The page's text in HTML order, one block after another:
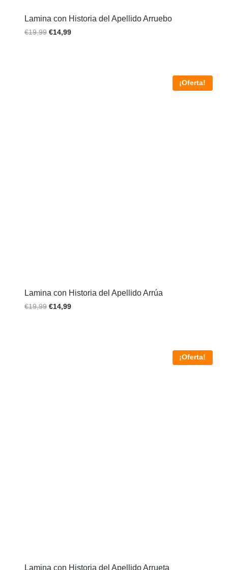
Lamina con Historia del Apellido Arruebo
€19,99 €14,99
¡Oferta!
Lamina con Historia del Apellido Arrúa
€19,99 €14,99
¡Oferta!
Lamina con Historia del Apellido Arrueta